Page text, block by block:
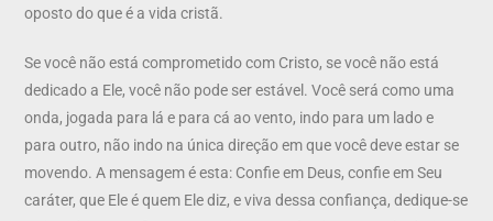
oposto do que é a vida cristã.
Se você não está comprometido com Cristo, se você não está
dedicado a Ele, você não pode ser estável. Você será como uma
onda, jogada para lá e para cá ao vento, indo para um lado e
para outro, não indo na única direção em que você deve estar se
movendo. A mensagem é esta: Confie em Deus, confie em Seu
caráter, que Ele é quem Ele diz, e viva dessa confiança, dedique-se